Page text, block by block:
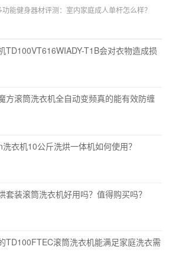
能健身器材评测：室内家庭成人单杆怎么样？
TD100VT616WIADY-T1B会对衣物造成损
方滚筒洗衣机全自动变频真的能有效防缠
衣机10公斤洗烘一体机如何使用？
套装滚筒洗衣机好用吗？值得购买吗？
TD100FTEC滚筒洗衣机能满足家庭洗衣需